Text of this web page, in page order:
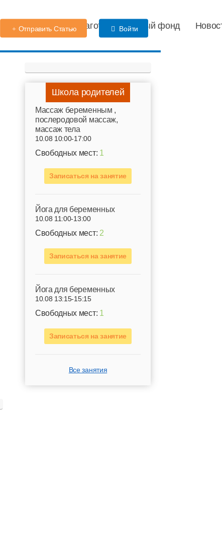
Детский сад Благотворительный фонд
Отправить Статью Войти
Школа родителей
Mассаж беременным ,
послеродовой массаж,
массаж тела
10.08 10:00-17:00
Свободных мест: 1
Записаться на занятие
Йога для беременных
10.08 11:00-13:00
Свободных мест: 2
Записаться на занятие
Йога для беременных
10.08 13:15-15:15
Свободных мест: 1
Записаться на занятие
Все занятия